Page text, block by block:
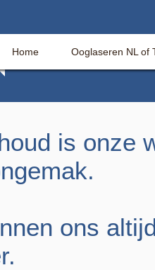
Home Ooglaseren NL of
is onze
ons